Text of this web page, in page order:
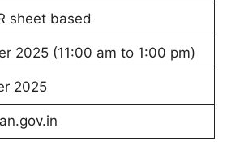
sheet based
2025 (11:00 am to 1:00 pm)
2025